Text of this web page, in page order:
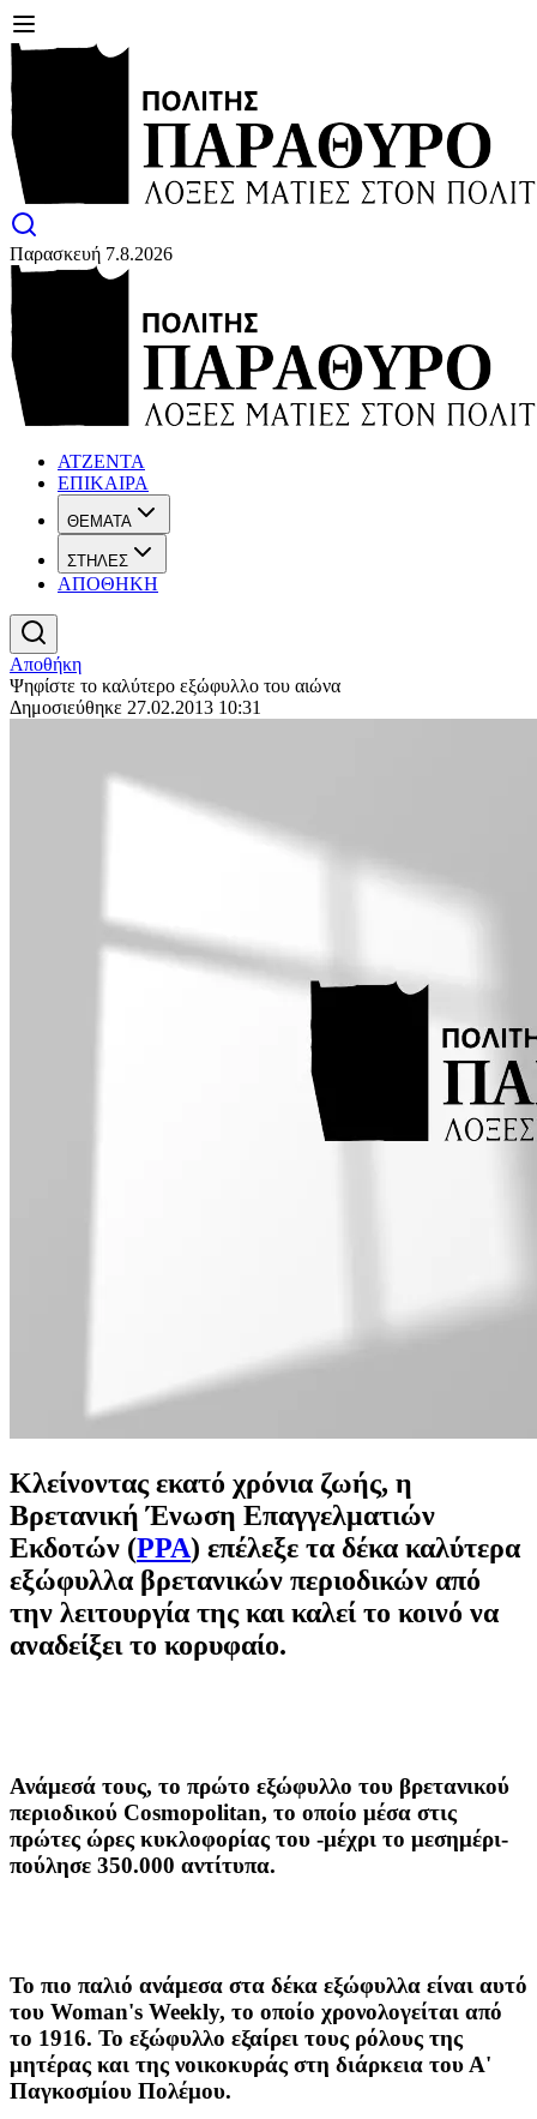
Παρασκευή 7.8.2026
ΑΤΖΕΝΤΑ
ΕΠΙΚΑΙΡΑ
ΘΕΜΑΤΑ
ΣΤΗΛΕΣ
ΑΠΟΘΗΚΗ
Αποθήκη
Ψηφίστε το καλύτερο εξώφυλλο του αιώνα
Δημοσιεύθηκε 27.02.2013 10:31
Κλείνοντας εκατό χρόνια ζωής, η
Βρετανική Ένωση Επαγγελματιών
Εκδοτών (PPA) επέλεξε τα δέκα καλύτερα
εξώφυλλα βρετανικών περιοδικών από
την λειτουργία της και καλεί το κοινό να
αναδείξει το κορυφαίο.
Ανάμεσά τους, το πρώτο εξώφυλλο του βρετανικού
περιοδικού Cosmopolitan, το οποίο μέσα στις
πρώτες ώρες κυκλοφορίας του -μέχρι το μεσημέρι-
πούλησε 350.000 αντίτυπα.
Το πιο παλιό ανάμεσα στα δέκα εξώφυλλα είναι αυτό
του Woman's Weekly, το οποίο χρονολογείται από
το 1916. Το εξώφυλλο εξαίρει τους ρόλους της
μητέρας και της νοικοκυράς στη διάρκεια του Α'
Παγκοσμίου Πολέμου.